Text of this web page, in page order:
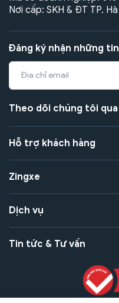
Nơi cấp: SKH & ĐT TP.
Đăng ký nhận những
Theo dõi chúng tôi qua
Hỗ trợ khách hàng
Zingxe
Dịch vụ
Tin tức & Tư vấn